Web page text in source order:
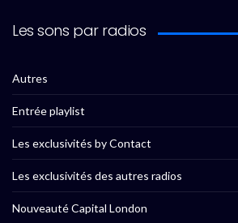
Les sons par radios
Autres
Entrée playlist
Les exclusivités by Contact
Les exclusivités des autres radios
Nouveauté Capital London